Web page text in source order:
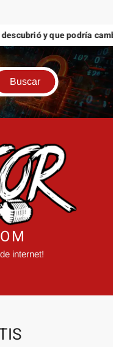
y que podría
internet!